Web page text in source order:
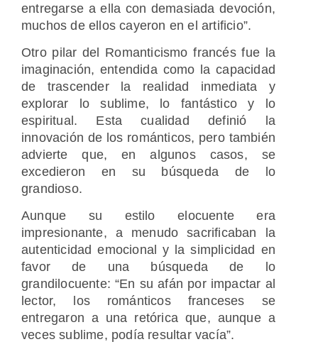
entregarse a ella con demasiada devoción,
muchos de ellos cayeron en el artificio”.
Otro pilar del Romanticismo francés fue la
imaginación, entendida como la capacidad
de trascender la realidad inmediata y
explorar lo sublime, lo fantástico y lo
espiritual. Esta cualidad definió la
innovación de los románticos, pero también
advierte que, en algunos casos, se
excedieron en su búsqueda de lo
grandioso.
Aunque su estilo elocuente era
impresionante, a menudo sacrificaban la
autenticidad emocional y la simplicidad en
favor de una búsqueda de lo
grandilocuente: “En su afán por impactar al
lector, los románticos franceses se
entregaron a una retórica que, aunque a
veces sublime, podía resultar vacía”.